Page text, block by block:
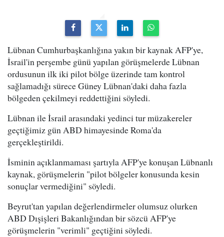
Lübnan Cumhurbaşkanlığına yakın bir kaynak AFP'ye,
İsrail'in perşembe günü yapılan görüşmelerde Lübnan
ordusunun ilk iki pilot bölge üzerinde tam kontrol
sağlamadığı sürece Güney Lübnan'daki daha fazla
bölgeden çekilmeyi reddettiğini söyledi.
Lübnan ile İsrail arasındaki yedinci tur müzakereler
geçtiğimiz gün ABD himayesinde Roma'da
gerçekleştirildi.
İsminin açıklanmaması şartıyla AFP'ye konuşan Lübnanlı
kaynak, görüşmelerin "pilot bölgeler konusunda kesin
sonuçlar vermediğini" söyledi.
Beyrut'tan yapılan değerlendirmeler olumsuz olurken
ABD Dışişleri Bakanlığından bir sözcü AFP'ye
görüşmelerin "verimli" geçtiğini söyledi.